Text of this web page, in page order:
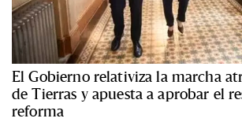
El Gobierno relativiza la marcha
de Tierras y apuesta a aprobar el
reforma